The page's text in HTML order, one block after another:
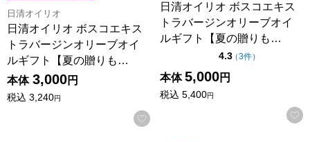
日清オイリオ
日清オイリオ ボスコエキス
トラバージンオリーブオイ
ルギフト【夏の贈りも…
本体 3,000円
税込 3,240円
お気に入りに登録する
日清オイリオ ボスコエキス
トラバージンオリーブオイ
ルギフト【夏の贈りも…
4.3点（5点満点中）
（3件の評価
）
本体 5,000円
税込 5,400円